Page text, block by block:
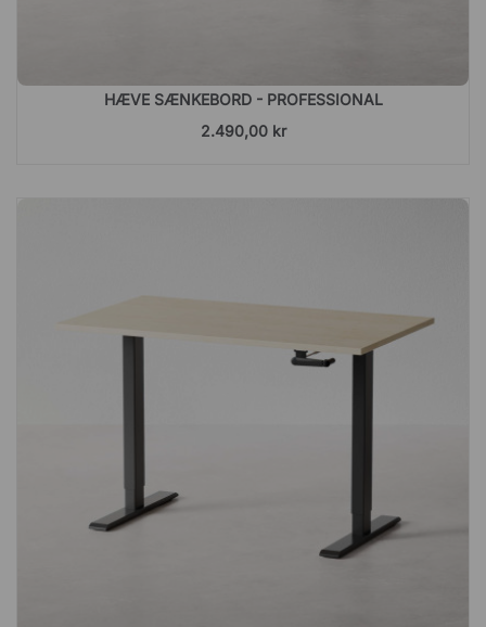
HÆVE SÆNKEBORD - PROFESSIONAL
2.490,00 kr